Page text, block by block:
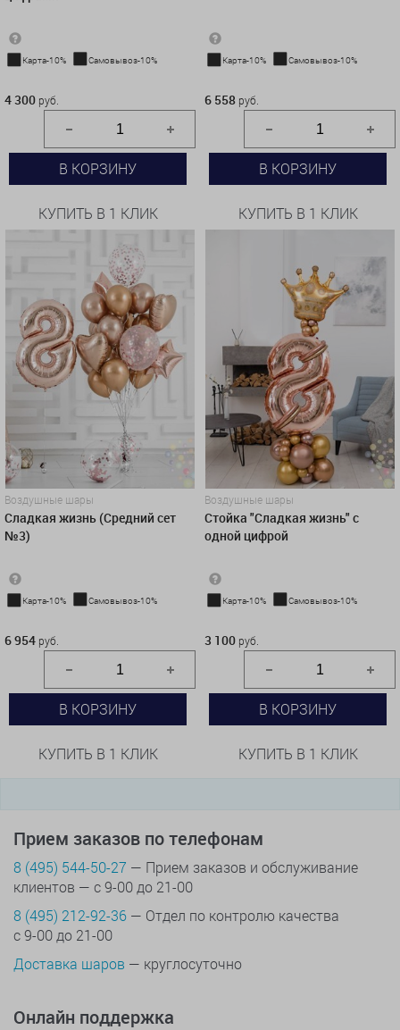
Карта-10% Самовывоз-10%
4 300 руб.
В КОРЗИНУ
КУПИТЬ В 1 КЛИК
Карта-10% Самовывоз-10%
6 558 руб.
В КОРЗИНУ
КУПИТЬ В 1 КЛИК
Воздушные шары
Сладкая жизнь (Средний сет
№3)
Карта-10% Самовывоз-10%
6 954 руб.
В КОРЗИНУ
КУПИТЬ В 1 КЛИК
Воздушные шары
Стойка "Сладкая жизнь" с
одной цифрой
Карта-10% Самовывоз-10%
3 100 руб.
В КОРЗИНУ
КУПИТЬ В 1 КЛИК
Прием заказов по телефонам
8 (495) 544-50-27 — Прием заказов и обслуживание
клиентов — с 9-00 до 21-00
8 (495) 212-92-36 — Отдел по контролю качества
с 9-00 до 21-00
Доставка шаров — круглосуточно
Онлайн поддержка